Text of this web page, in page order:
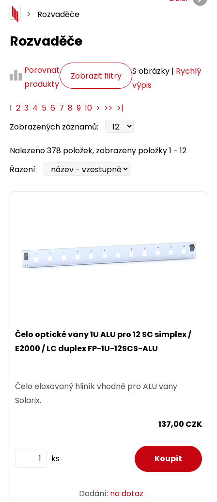
Rozvaděče
Rozvaděče
Porovnat
produkty
Zobrazit filtry S obrázky | Rychlý
výpis
1 2 3 4 5 6 7 8 9 10 > >> >|
Zobrazených záznamů:
Nalezeno 378 položek, zobrazeny položky 1 - 12
Řazení:
Čelo optické vany 1U ALU pro 12 SC simplex /
E2000 / LC duplex FP-1U-12SCS-ALU
Čelo eloxovaný hliník vhodné pro ALU vany
Solarix.
137,00 CZK
ks
Dodání: na dotaz